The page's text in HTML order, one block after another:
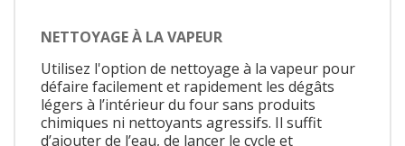
NETTOYAGE À LA VAPEUR
Utilisez l'option de nettoyage à la vapeur pour
défaire facilement et rapidement les dégâts
légers à l’intérieur du four sans produits
chimiques ni nettoyants agressifs. Il suffit
d’ajouter de l’eau, de lancer le cycle et